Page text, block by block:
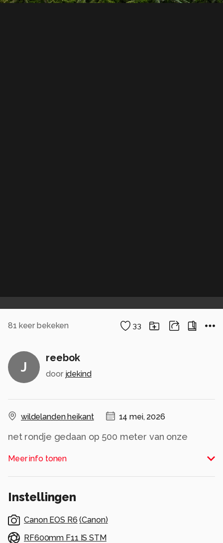
81 keer bekeken 33
J
reebok
door jdekind
wildelanden heikant 14 mei, 2026
net rondje gedaan op 500 meter van onze
Meer info tonen
Instellingen
Canon EOS R6 (Canon)
RF600mm F11 IS STM